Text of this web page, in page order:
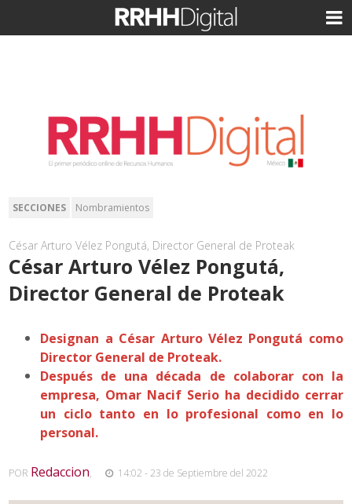
SECCIONES Nombramientos
César Arturo Vélez Pongutá, Director General de Proteak
César Arturo Vélez Pongutá,
Director General de Proteak
Designan a César Arturo Vélez Pongutá como
Director General de Proteak.
Después de una década de colaborar con la
empresa, Omar Nacif Serio ha decidido cerrar
un ciclo tanto en lo profesional como en lo
personal.
POR Redaccion, 14:02 - 23 de Septiembre del 2022